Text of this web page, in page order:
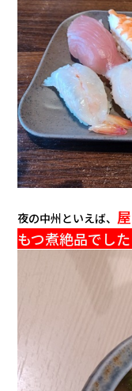
夜の中州といえば、
もつ煮絶品でした